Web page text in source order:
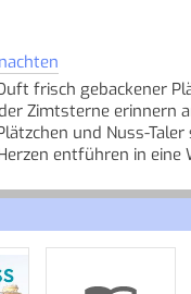
frisch gebackener
Zimtsterne erinnern
und Nuss-
entführen in eine